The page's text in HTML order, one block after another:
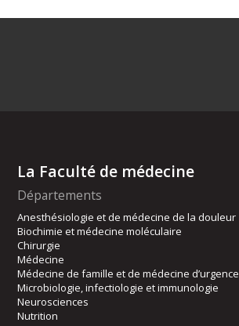
La Faculté de médecine
Départements
Anesthésiologie et de médecine de la douleur
Biochimie et médecine moléculaire
Chirurgie
Médecine
Médecine de famille et de médecine d’urgence
Microbiologie, infectiologie et immunologie
Neurosciences
Nutrition